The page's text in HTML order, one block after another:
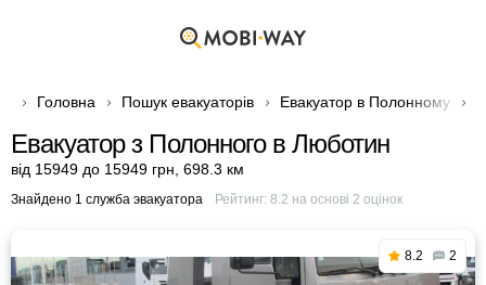
Головна Пошук евакуаторів Евакуатор в Полонному
Евакуатор з Полонного в Люботин
від 15949 до 15949 грн 698.3 км
Знайдено 1 служба эвакуатора Рейтинг: 8.2 на основі 2 оцінок
8.2 2